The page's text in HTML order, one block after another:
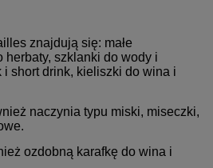
znajdują się: małe
szklanki do wody i
short drink, kieliszki do wina i
naczynia typu miski, miseczki,
ozdobną karafkę do wina i